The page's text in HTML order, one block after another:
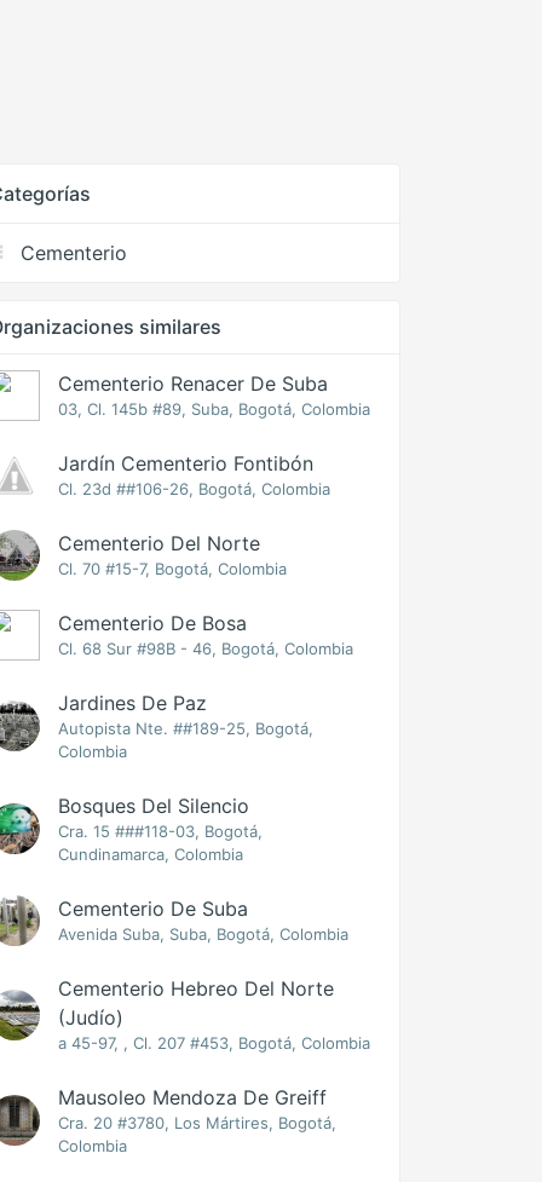
Cementerio
similares
Cementerio Renacer De Suba
03, Cl. 145b #89, Suba, Bogotá, Colombia
Jardín Cementerio Fontibón
Cl. 23d ##106-26, Bogotá, Colombia
Cementerio Del Norte
Cl. 70 #15-7, Bogotá, Colombia
Cementerio De Bosa
Cl. 68 Sur #98B - 46, Bogotá, Colombia
Jardines De Paz
Autopista Nte. ##189-25, Bogotá,
Colombia
Bosques Del Silencio
Cra. 15 ###118-03, Bogotá,
Cundinamarca, Colombia
Cementerio De Suba
Avenida Suba, Suba, Bogotá, Colombia
Cementerio Hebreo Del Norte
(Judío)
a 45-97, , Cl. 207 #453, Bogotá, Colombia
Mausoleo Mendoza De Greiff
Cra. 20 #3780, Los Mártires, Bogotá,
Colombia